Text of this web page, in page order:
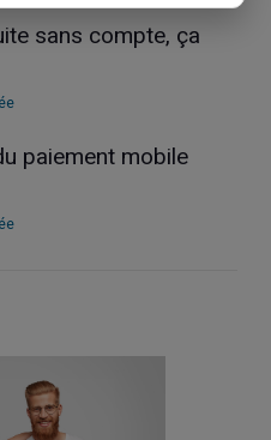
sans compte, ça
paiement mobile